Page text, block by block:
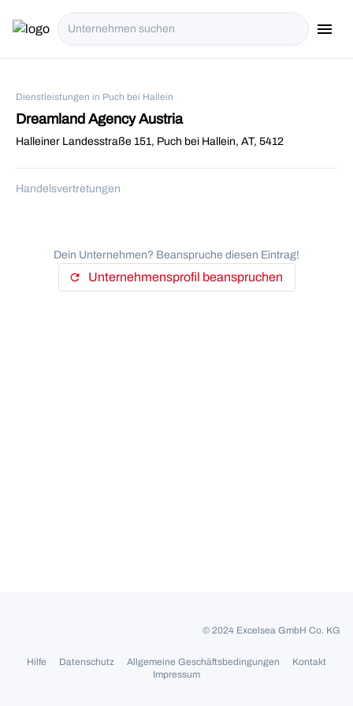
menu
Dienstleistungen in Puch bei Hallein
Dreamland Agency Austria
Halleiner Landesstraße 151, Puch bei Hallein, AT, 5412
Handelsvertretungen
Dein Unternehmen? Beanspruche diesen Eintrag!
refresh Unternehmensprofil beanspruchen
© 2024 Excelsea GmbH Co. KG
Hilfe Datenschutz Allgemeine Geschäftsbedingungen
Kontakt
Impressum